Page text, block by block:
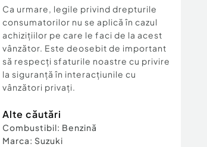
Ca urmare, legile privind drepturile
consumatorilor nu se aplică în cazul
achizițiilor pe care le faci de la acest
vânzător. Este deosebit de important
să respecți sfaturile noastre cu privire
la siguranță în interacțiunile cu
vânzători privați.
Alte căutări
Combustibil: Benzină
Marca: Suzuki